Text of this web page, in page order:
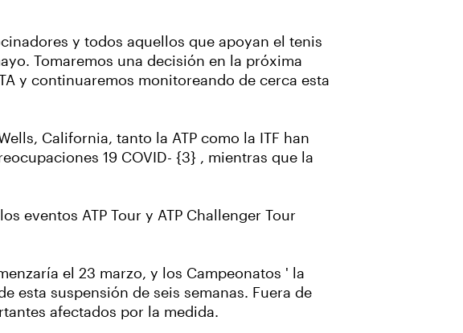
y todos aquellos que apoyan el tenis
Tomaremos una decisión en la próxima
y continuaremos monitoreando de cerca esta
California, tanto la ATP como la ITF han
19 COVID- {3} , mientras que la
eventos ATP Tour y ATP Challenger Tour
el 23 marzo, y los Campeonatos ' la
esta suspensión de seis semanas. Fuera de
afectados por la medida.